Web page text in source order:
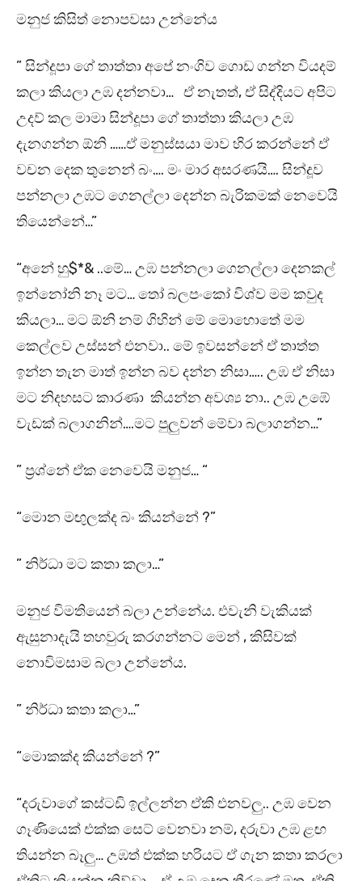
මනුජ කිසිත් නොපවසා උන්නේය
” සින්දූපා ගේ තාත්තා අපේ නංගිව ගොඩ ගන්න වියදම්
කලා කියලා උඹ දන්නවා… ඒ නැතත්, ඒ සිද්දියට අපිට
උදව් කල මාමා සින්දූපා ගේ තාත්තා කියලා උඹ
දැනගන්න ඕනි ……ඒ මනුස්සයා මාව හිර කරන්නේ ඒ
වචන දෙක තුනෙන් බං…. මං මාර අසරණයි…. සින්දූව
පන්නලා උඹට ගෙනල්ලා දෙන්න බැරිකමක් නෙවෙයි
තියෙන්නේ…”
“අනේ හු$*& ..මේ… උඹ පන්නලා ගෙනල්ලා දෙනකල්
ඉන්නෝනි නෑ මට… තෝ බලපංකෝ විශ්ව මම කවුද
කියලා… මට ඕනි නම් ගිහින් මේ මොහොතේ මම
කෙල්ලව උස්සන් එනවා.. මේ ඉවසන්නේ ඒ තාත්ත
ඉන්න තැන මාත් ඉන්න බව දන්න නිසා….. උඹ ඒ නිසා
මට නිදහසට කාරණා කියන්න අවශ්‍ය නා.. උඹ උඹේ
වැඩක් බලාගනින්….මට පුලුවන් මේවා බලාගන්න…”
” ප්‍රශ්නේ ඒක නෙවෙයි මනුජ… “
“මොන මඟුලක්ද බං කියන්නේ ?”
” නිර්ධා මට කතා කලා…”
මනුජ විමතියෙන් බලා උන්නේය. එවැනි වැකියක්
ඇසුනාදැයි තහවුරු කරගන්නට මෙන් , කිසිවක්
නොවිමසාම බලා උන්නේය.
” නිර්ධා කතා කලා…”
“මොකක්ද කියන්නේ ?”
“දරුවාගේ කස්ටඩි ඉල්ලන්න ඒකි එනවලු.. උඹ වෙන
ගෑණියෙක් එක්ක සෙට් වෙනවා නම්, දරුවා උඹ ළඟ
තියන්න බෑලු… උඹත් එක්ක හරියට ඒ ගැන කතා කරලා